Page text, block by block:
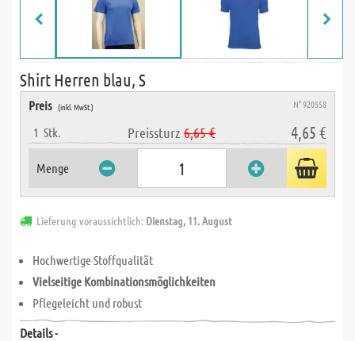
Shirt Herren blau, S
Preis (inkl. MwSt.) N° 920558
1 Stk. Preissturz 6,65 € 4,65 €
Menge
Lieferung voraussichtlich: Dienstag, 11. August
Hochwertige Stoffqualität
Vielseitige Kombinationsmöglichkeiten
Pflegeleicht und robust
Details -